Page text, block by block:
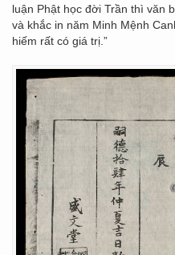
luận Phật học đời Trần thì văn
và khắc in năm Minh Mệnh
hiếm rất có giá trị.”